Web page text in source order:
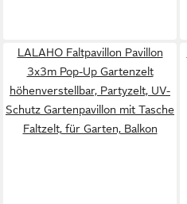
LALAHO Faltpavillon Pavillon
3x3m Pop-Up Gartenzelt
höhenverstellbar, Partyzelt, UV-
Schutz Gartenpavillon mit Tasche
Faltzelt, für Garten, Balkon